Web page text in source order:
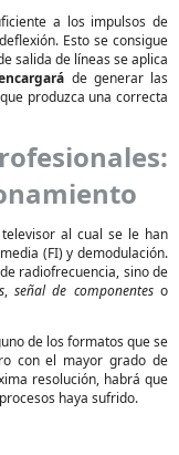
a los impulsos de
Esto se consigue
salida de líneas se aplica
de generar las
produzca una correcta
al cual se le han
(FI) y demodulación.
radiofrecuencia, sino de
,señal de componenteso
de los formatos que se
con el mayor grado de
resolución, habrá que
haya sufrido.